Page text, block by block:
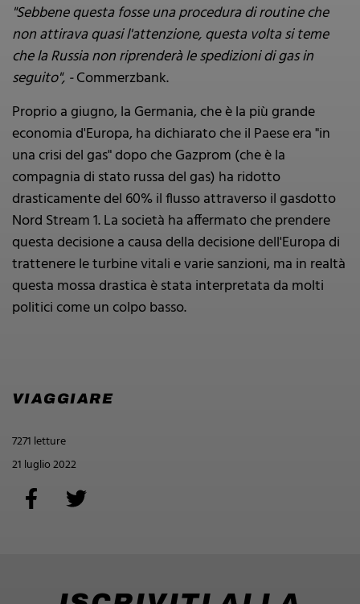
"Sebbene questa fosse una procedura di routine che
non attirava quasi l'attenzione, questa volta si teme
che la Russia non riprenderà le spedizioni di gas in
seguito", -Commerzbank.
Proprio a giugno, la Germania, che è la più grande
economia d'Europa, ha dichiarato che il Paese era "in
una crisi del gas" dopo che Gazprom (che è la
compagnia di stato russa del gas) ha ridotto
drasticamente del 60% il flusso attraverso il gasdotto
Nord Stream 1. La società ha affermato che prendere
questa decisione a causa della decisione dell'Europa di
trattenere le turbine vitali e varie sanzioni, ma in realtà
questa mossa drastica è stata interpretata da molti
politici come un colpo basso.
VIAGGIARE
7271 letture
21 luglio 2022